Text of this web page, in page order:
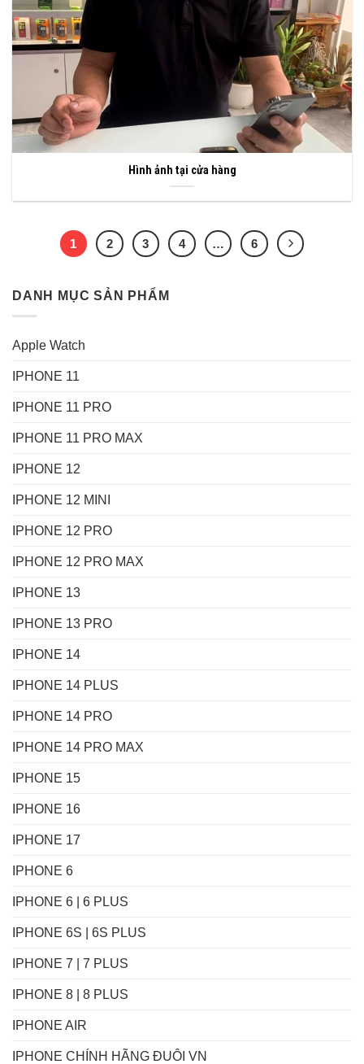
Hình ảnh tại cửa hàng
1 2 3 4 … 6
DANH MỤC SẢN PHẨM
Apple Watch
IPHONE 11
IPHONE 11 PRO
IPHONE 11 PRO MAX
IPHONE 12
IPHONE 12 MINI
IPHONE 12 PRO
IPHONE 12 PRO MAX
IPHONE 13
IPHONE 13 PRO
IPHONE 14
IPHONE 14 PLUS
IPHONE 14 PRO
IPHONE 14 PRO MAX
IPHONE 15
IPHONE 16
IPHONE 17
IPHONE 6
IPHONE 6 | 6 PLUS
IPHONE 6S | 6S PLUS
IPHONE 7 | 7 PLUS
IPHONE 8 | 8 PLUS
IPHONE AIR
IPHONE CHÍNH HÃNG ĐUÔI VN